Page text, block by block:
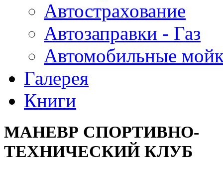
Автострахование
Автозаправки - Газ
Автомобильные
Галерея
Книги
МАНЕВР СПОРТИВНО-
ТЕХНИЧЕСКИЙ КЛУБ